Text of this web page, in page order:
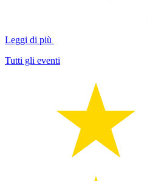
Leggi di più
Tutti gli eventi